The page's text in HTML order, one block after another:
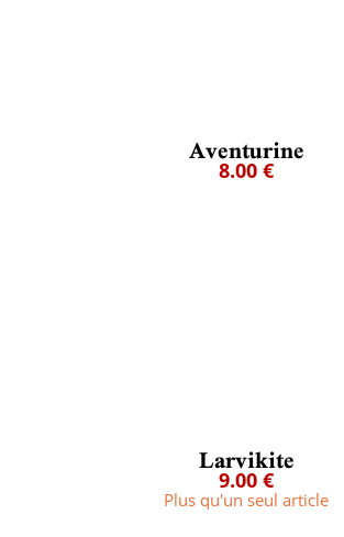
Aventurine
8.00 €
Larvikite
9.00 €
Plus qu'un seul article